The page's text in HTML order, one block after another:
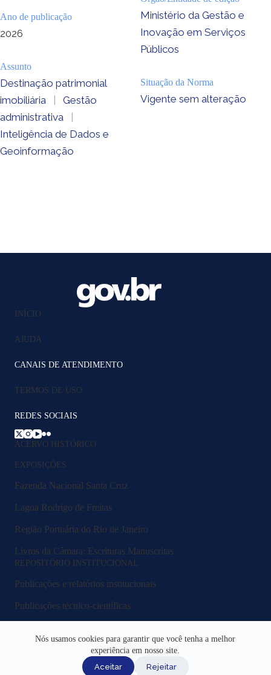
Nós usamos cookies para garantir que você tenha a melhor
experiência em nosso site.
Aceitar
Rejeitar
Ano de publicação
2026
Assunto
Destinação patrimonial
imobiliária
|
Gestão
administrativa
|
Inteligência de Dados e
Geoinformação
Ministério da Gestão e
Inovação em Serviços
Públicos
Situação da Norma
Vigente sem alteração
INÍCIO
AJUDA
CANAIS DE ATENDIMENTO
TERMOS DE USO
REDES SOCIAIS
ACERVO HISTÓRICO
EXPOSIÇÕES
Fazenda Nacional Santa Cruz
Lagoa Rodrigo de Freitas
Região Portuária do Rio de Janeiro
Livros da Câmara: Escrituras Manuscritas
REPOSITÓRIO INSTITUCIONAL
Publicações e relatórios institucionais
Publicações técnico-científicas
Fluxos e procedimentos